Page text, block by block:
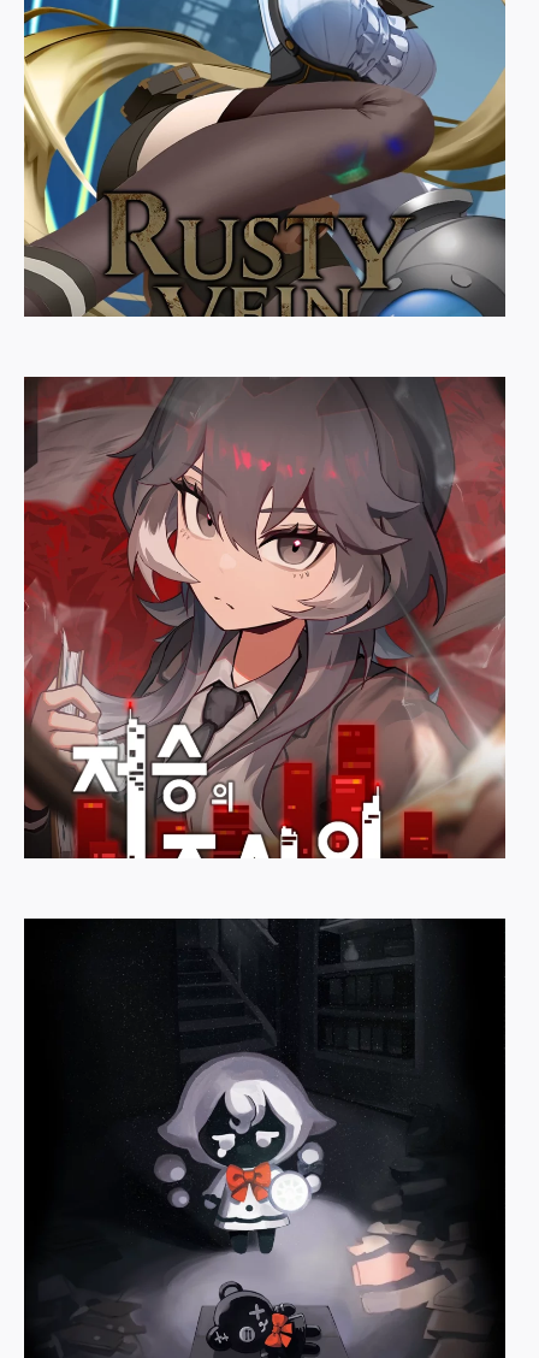
Rusty Vein
골든타운
저승의 조사원입니다
DEF